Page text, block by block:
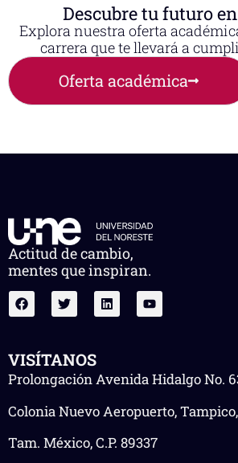
Descubre tu futuro
Explora nuestra oferta
carrera que te llevará a
Oferta académica
Actitud de cambio,
mentes que inspiran.
VISÍTANOS
Prolongación Avenida Hidalgo No.
Colonia Nuevo Aeropuerto, Tampico,
Tam. México, C.P. 89337